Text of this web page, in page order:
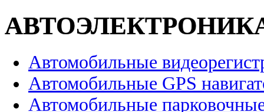
Автомобильные
Автомобильные GPS
Автомобильные